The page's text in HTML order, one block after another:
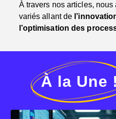
À travers nos articles,
variés allant de
l’optimisation des
À la Une !